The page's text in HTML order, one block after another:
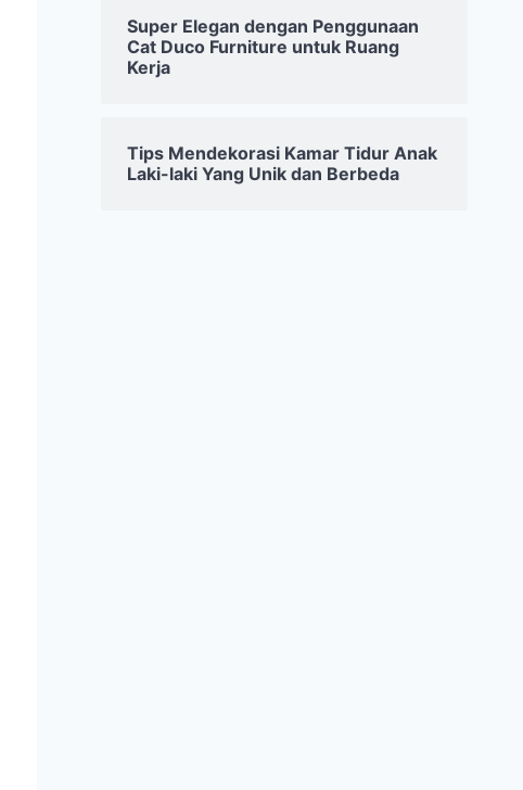
Super Elegan dengan Penggunaan
Cat Duco Furniture untuk Ruang
Kerja
Tips Mendekorasi Kamar Tidur Anak
Laki-laki Yang Unik dan Berbeda